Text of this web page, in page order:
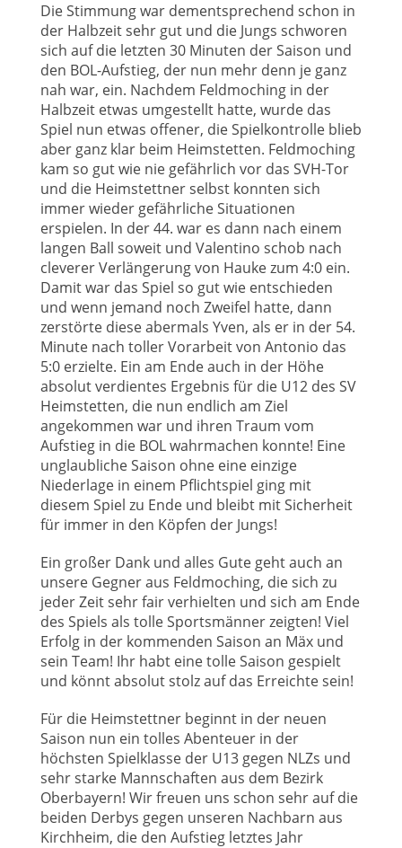
Die Stimmung war dementsprechend schon in
der Halbzeit sehr gut und die Jungs schworen
sich auf die letzten 30 Minuten der Saison und
den BOL-Aufstieg, der nun mehr denn je ganz
nah war, ein. Nachdem Feldmoching in der
Halbzeit etwas umgestellt hatte, wurde das
Spiel nun etwas offener, die Spielkontrolle blieb
aber ganz klar beim Heimstetten. Feldmoching
kam so gut wie nie gefährlich vor das SVH-Tor
und die Heimstettner selbst konnten sich
immer wieder gefährliche Situationen
erspielen. In der 44. war es dann nach einem
langen Ball soweit und Valentino schob nach
cleverer Verlängerung von Hauke zum 4:0 ein.
Damit war das Spiel so gut wie entschieden
und wenn jemand noch Zweifel hatte, dann
zerstörte diese abermals Yven, als er in der 54.
Minute nach toller Vorarbeit von Antonio das
5:0 erzielte. Ein am Ende auch in der Höhe
absolut verdientes Ergebnis für die U12 des SV
Heimstetten, die nun endlich am Ziel
angekommen war und ihren Traum vom
Aufstieg in die BOL wahrmachen konnte! Eine
unglaubliche Saison ohne eine einzige
Niederlage in einem Pflichtspiel ging mit
diesem Spiel zu Ende und bleibt mit Sicherheit
für immer in den Köpfen der Jungs!
Ein großer Dank und alles Gute geht auch an
unsere Gegner aus Feldmoching, die sich zu
jeder Zeit sehr fair verhielten und sich am Ende
des Spiels als tolle Sportsmänner zeigten! Viel
Erfolg in der kommenden Saison an Mäx und
sein Team! Ihr habt eine tolle Saison gespielt
und könnt absolut stolz auf das Erreichte sein!
Für die Heimstettner beginnt in der neuen
Saison nun ein tolles Abenteuer in der
höchsten Spielklasse der U13 gegen NLZs und
sehr starke Mannschaften aus dem Bezirk
Oberbayern! Wir freuen uns schon sehr auf die
beiden Derbys gegen unseren Nachbarn aus
Kirchheim, die den Aufstieg letztes Jahr